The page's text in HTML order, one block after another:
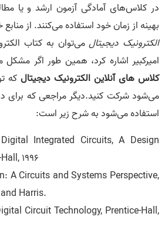
در کلاس‌‌های آمادگی آزمون ارشد و یا
بهینه از زمان خود استفاده می‌کنند. از
الکترونیک دیجیتالمی‌توان به کتاب
امیرکبیر اشاره کرد، همین طور اگر مشکل
کلاس های آنلاین الکترونیک دیجیتال که
می‌شود شرکت کنید.دیگر مراجعی که برای
استفاده می‌شود به شرح زیر است:
Integrated Circuits, A Design
1996
A Circuits and Systems Perspective,
Harris.
Circuit Technology, Prentice-Hall,